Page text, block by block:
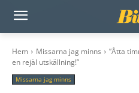
Hem Missarna jag minns
”Åtta
en rejäl utskällning!”
Missarna jag minns